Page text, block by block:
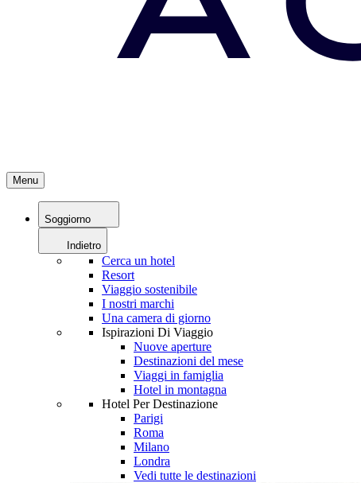
Menu
Soggiorno
Indietro
Cerca un hotel
Resort
Viaggio sostenibile
I nostri marchi
Una camera di giorno
Ispirazioni Di Viaggio
Nuove aperture
Destinazioni del mese
Viaggi in famiglia
Hotel in montagna
Hotel Per Destinazione
Parigi
Roma
Milano
Londra
Vedi tutte le destinazioni